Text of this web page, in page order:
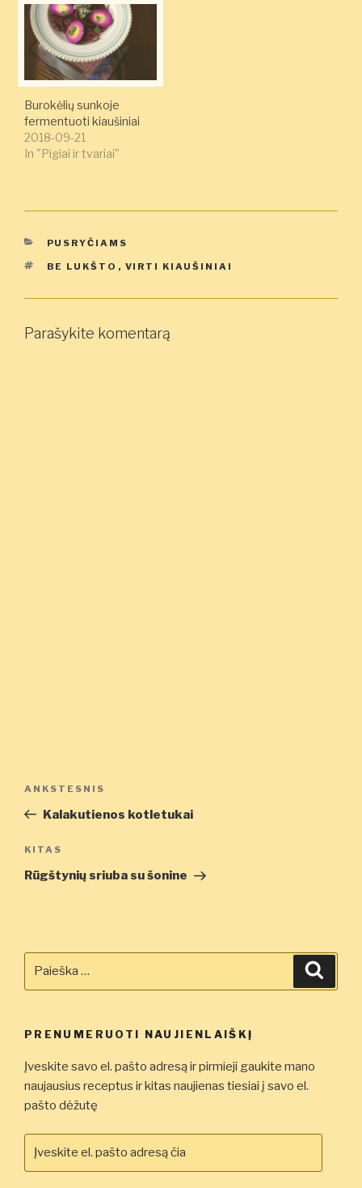
Burokėlių sunkoje
fermentuoti kiaušiniai
2018-09-21
In "Pigiai ir tvariai"
KATEGORIJOS
PUSRYČIAMS
ŽYMOS
BE LUKŠTO , VIRTI KIAUŠINIAI
Parašykite komentarą
įrašų
Ankstesnis
įrašas
ANKSTESNIS
Kalakutienos kotletukai
Kitas
įrašas
KITAS
Rūgštynių sriuba su šonine
PRENUMERUOTI NAUJIENLAIŠKĮ
Įveskite savo el. pašto adresą ir pirmieji gaukite mano
naujausius receptus ir kitas naujienas tiesiai į savo el.
pašto dėžutę
el.